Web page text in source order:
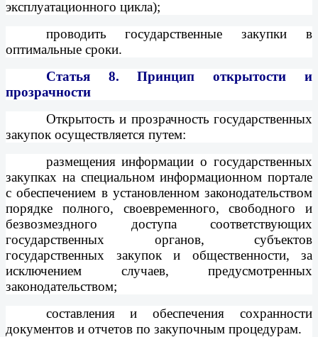
эксплуатационного цикла);
проводить государственные закупки в
оптимальные сроки.
Статья 8.Принцип открытости и
прозрачности
Открытость и прозрачность государственных
закупок осуществляется путем:
размещения информации о государственных
закупках на специальном информационном портале
с обеспечением в установленном законодательством
порядке полного, своевременного, свободного и
безвозмездного доступа соответствующих
государственных органов, субъектов
государственных закупок и общественности, за
исключением случаев, предусмотренных
законодательством;
составления и обеспечения сохранности
документов и отчетов по закупочным процедурам.